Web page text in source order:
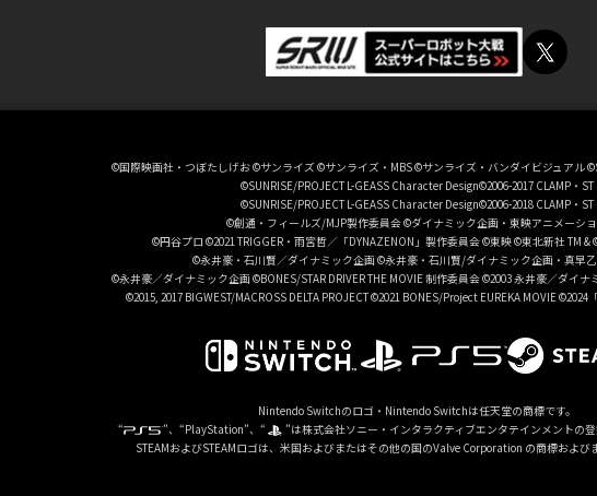
©国際映画社・つぼたしげお©サンライズ©サンライズ・MBS©サンライズ・バンダイビジュアル
©SUNRISE/PROJECT L-GEASS Character Design©2006-2017 CLAMP・ST
©SUNRISE/PROJECT L-GEASS Character Design©2006-2018 CLAMP・ST
©創通・フィールズ/MJP製作委員会©ダイナミック企画・東映アニメーシ
©円谷プロ ©2021 TRIGGER・雨宮哲／「DYNAZENON」製作委員会©東映©東北新社TM &
©永井豪・石川賢／ダイナミック企画 ©永井豪・石川賢/ダイナミック企画・真早
©永井豪／ダイナミック企画 ©BONES/STAR DRIVER THE MOVIE 制作委員会©2003 永井豪／ダイナ
©2015, 2017 BIGWEST/MACROSS DELTA PROJECT©2021 BONES/Project EUREKA MOVIE©2024
Nintendo Switchのロゴ・Nintendo Switchは任天堂の商標です。
“
”、“PlayStation”、“
”は株式会社ソニー・インタラクティブエンタテインメントの登
STEAMおよびSTEAMロゴは、米国およびまたはその他の国のValve Corporation の商標および